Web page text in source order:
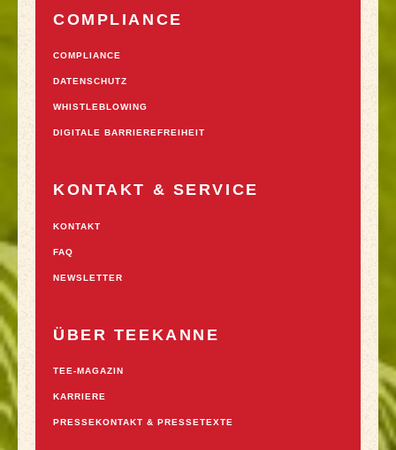
COMPLIANCE
COMPLIANCE
DATENSCHUTZ
WHISTLEBLOWING
DIGITALE BARRIEREFREIHEIT
KONTAKT & SERVICE
KONTAKT
FAQ
NEWSLETTER
ÜBER TEEKANNE
TEE-MAGAZIN
KARRIERE
PRESSEKONTAKT & PRESSETEXTE